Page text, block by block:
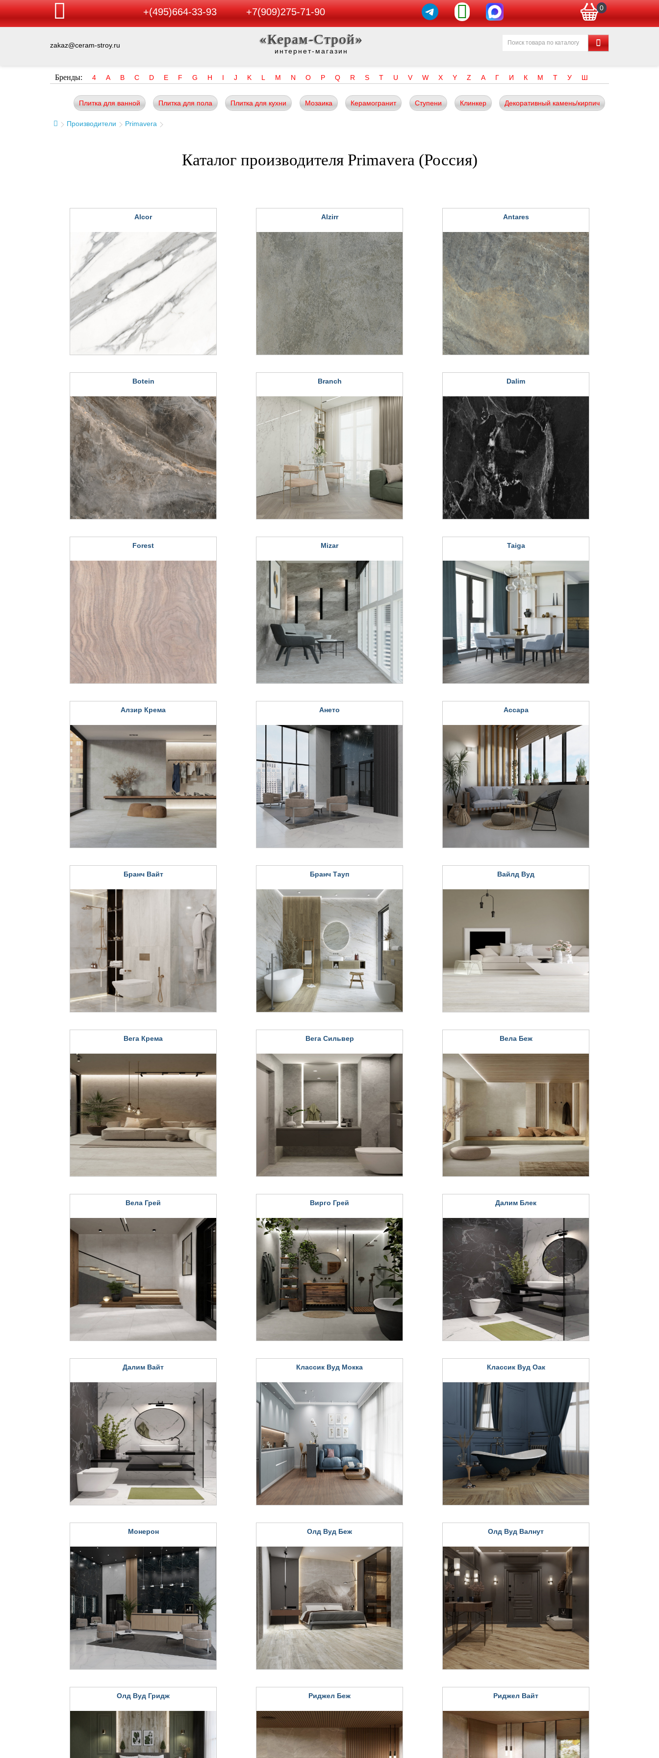
+(495)664-33-93 +7(909)275-71-90 0
zakaz@ceram-stroy.ru «Керам-Строй»
интернет-магазин
Бренды: 4 A B C D E F G H I J K L M N O P Q R S T U V W X Y Z А Г И К М Т У Ш
Плитка для ванной Плитка для пола Плитка для кухни Мозаика Керамогранит Ступени Клинкер Декоративный камень/кирпич
Производители Primavera
Каталог производителя Primavera (Россия)
Alcor Alzirr Antares
Botein Branch Dalim
Forest Mizar Taiga
Алзир Крема Ането Ассара
Бранч Вайт Бранч Тауп Вайлд Вуд
Вега Крема Вега Сильвер Вела Беж
Вела Грей Вирго Грей Далим Блек
Далим Вайт Классик Вуд Мокка Классик Вуд Оак
Монерон Олд Вуд Беж Олд Вуд Валнут
Олд Вуд Гридж Риджел Беж Риджел Вайт